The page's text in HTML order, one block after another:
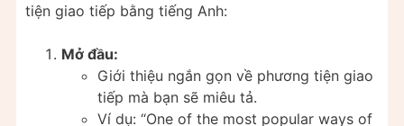
tiện giao tiếp bằng tiếng Anh:
Mở đầu:
Giới thiệu ngắn gọn về phương tiện giao
tiếp mà bạn sẽ miêu tả.
Ví dụ: “One of the most popular ways of